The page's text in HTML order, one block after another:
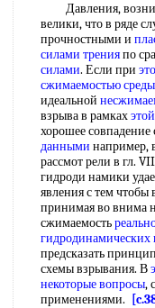
Давления,
велики, что в ряде
прочностными и
силами тренияпо
силами. Если при
сжимаемостью среды
идеальной
взрыва в рамках
хорошее совпадение
данными например,
рассмот рели в гл.
гидроди намики
явления с тем
принимая во внима
сжимаемость
гидродинамических
предсказать
схемы взрывания. В
некоторые вопросы,
применениями.